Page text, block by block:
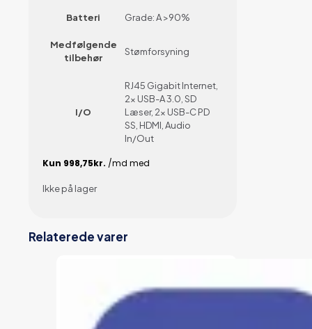
Batteri Grade: A >90%
Medfølgende
tilbehør
Stømforsyning
I/O
RJ45 Gigabit Internet,
2x USB-A 3.0, SD
Læser, 2x USB-C PD
SS, HDMI, Audio
In/Out
Ikke på lager
Relaterede varer